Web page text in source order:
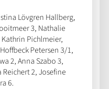
Lövgren Hallberg,
3, Nathalie
Pichlmeier,
Petersen 3/1,
2, Anna Szabo 3,
2, Josefine
6.